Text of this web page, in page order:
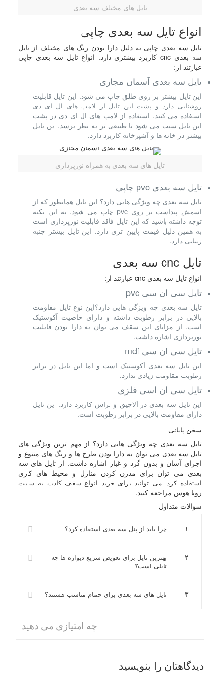
تایل های مختلف سه بعدی
انواع تایل سه بعدی چاپی
تایل سه بعدی چاپی به دلیل دارا بودن رنگ های مختلف از تایل
سه بعدی cnc کاربرد بیشتری دارد. انواع تایل سه بعدی چاپی
عبارتند از:
تایل سه بعدی آسمان مجازی
این تایل بیشتر بر روی طلق چاپ می شود. این تایل قابلیت
روشنایی دارد و پشت این تایل از لامپ های ال ای دی
استفاده می کنند. استفاده از لامپ های ال ای دی در پشت
این تایل سبب می شود تا طبیعی تر به نظر برسد. این تایل
بیشتر در خانه ها و آشپزخانه کاربرد دارد.
تایل های سه بعدی به همراه نورپردازی
تایل سه بعدی pvc چاپی
تایل سه بعدی چه ویژگی هایی دارد؟ این تایل همانطور که از
اسمش پیداست بر روی pvc چاپ می شود. به این نکته
توجه داشته باشید که این تایل فاقد قابلیت نورپردازی است
به همین دلیل قیمت پایین تری دارد. این تایل بیشتر جنبه
زیبایی دارد.
تایل cnc سه بعدی
انواع تایل سه بعدی cnc عبارتند از:
تایل سی ان سی pvc
تایل سه بعدی چه ویژگی هایی دارد؟این نوع تایل مقاومت
بالایی در برابر رطوبت داشته و دارای خاصیت آکوستیک
است. از مزایای این سقف می توان به دارا بودن قابلیت
نورپردازی اشاره داشت.
تایل سی ان سی mdf
این تایل سه بعدی آکوستیک است و اما این تایل در برابر
رطوبت مقاومت زیادی ندارد.
تایل سی ان اسی فلزی
این تایل سه بعدی در آلاچیق و تراس کاربرد دارد. این تایل
دارای مقاومت بالایی در برابر رطوبت است.
سخن پایانی
تایل سه بعدی چه ویژگی هایی دارد؟ از مهم ترین ویژگی های
تایل سه بعدی می توان به دارا بودن طرح ها و رنگ های متنوع و
اجرای آسان و بدون گرد و غبار اشاره داشت. از تایل های سه
بعدی می توان برای مدرن کردن منازل و محیط های کاری
استفاده کرد. می توانید برای خرید انواع سقف کاذب به سایت
رویا هوس مراجعه کنید.
سوالات متداول
۱ چرا باید از پنل سه بعدی استفاده کرد؟
۲
بهترین تایل برای تعویض سریع دیواره ها چه
تایلی است؟
۳ تایل های سه بعدی برای حمام مناسب هستند؟
چه امتیازی می دهید
دیدگاهتان را بنویسید